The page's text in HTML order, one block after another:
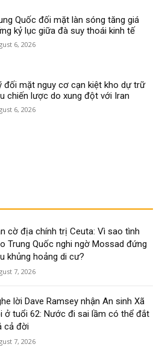
Quốc đối mặt làn sóng tăng giá
kỷ lục giữa đà suy thoái kinh tế
6, 2026
đối mặt nguy cơ cạn kiệt kho dự trữ
chiến lược do xung đột với Iran
6, 2026
cờ địa chính trị Ceuta: Vì sao tình
Trung Quốc nghi ngờ Mossad đứng
khủng hoảng di cư?
7, 2026
lời Dave Ramsey nhận An sinh Xã
ở tuổi 62: Nước đi sai lầm có thể đắt
cả đời
7, 2026